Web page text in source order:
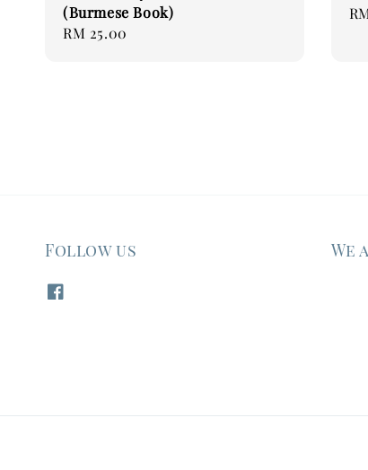
(Burmese Book)
Regular
RM 25.00
Follow us We